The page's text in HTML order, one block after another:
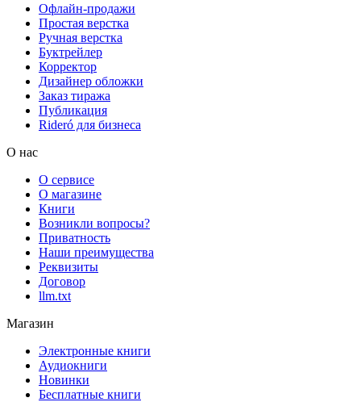
Офлайн-продажи
Простая верстка
Ручная верстка
Буктрейлер
Корректор
Дизайнер обложки
Заказ тиража
Публикация
Rideró для бизнеса
О нас
О сервисе
О магазине
Книги
Возникли вопросы?
Приватность
Наши преимущества
Реквизиты
Договор
llm.txt
Магазин
Электронные книги
Аудиокниги
Новинки
Бесплатные книги